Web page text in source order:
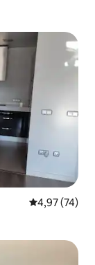
Gemiddelde
4,97 (74)